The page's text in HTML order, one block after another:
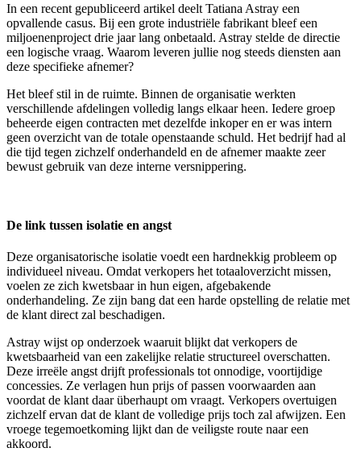
In een recent gepubliceerd artikel deelt Tatiana Astray een
opvallende casus. Bij een grote industriële fabrikant bleef een
miljoenenproject drie jaar lang onbetaald. Astray stelde de directie
een logische vraag. Waarom leveren jullie nog steeds diensten aan
deze specifieke afnemer?
Het bleef stil in de ruimte. Binnen de organisatie werkten
verschillende afdelingen volledig langs elkaar heen. Iedere groep
beheerde eigen contracten met dezelfde inkoper en er was intern
geen overzicht van de totale openstaande schuld. Het bedrijf had al
die tijd tegen zichzelf onderhandeld en de afnemer maakte zeer
bewust gebruik van deze interne versnippering.
De link tussen isolatie en angst
Deze organisatorische isolatie voedt een hardnekkig probleem op
individueel niveau. Omdat verkopers het totaaloverzicht missen,
voelen ze zich kwetsbaar in hun eigen, afgebakende
onderhandeling. Ze zijn bang dat een harde opstelling de relatie met
de klant direct zal beschadigen.
Astray wijst op onderzoek waaruit blijkt dat verkopers de
kwetsbaarheid van een zakelijke relatie structureel overschatten.
Deze irreële angst drijft professionals tot onnodige, voortijdige
concessies. Ze verlagen hun prijs of passen voorwaarden aan
voordat de klant daar überhaupt om vraagt. Verkopers overtuigen
zichzelf ervan dat de klant de volledige prijs toch zal afwijzen. Een
vroege tegemoetkoming lijkt dan de veiligste route naar een
akkoord.